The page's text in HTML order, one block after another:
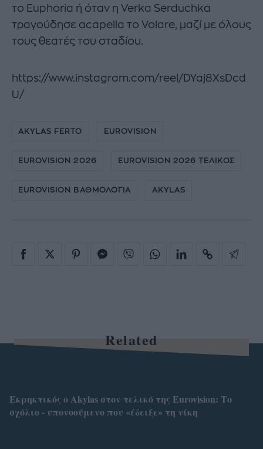
το Euphoria ή όταν η Verka Serduchka
τραγούδησε acapella το Volare, μαζί με όλους
τους θεατές του σταδίου.
https://www.instagram.com/reel/DYaj8XsDcd
U/
AKYLAS FERTO EUROVISION
EUROVISION 2026 EUROVISION 2026 ΤΕΛΙΚΟΣ
EUROVISION ΒΑΘΜΟΛΟΓΙΑ AKYLAS
Related
Εκρηκτικός ο Akylas στον τελικό της Eurovision: Tο
σχόλιο - υπονοούμενο που «έδειξε» τη νίκη